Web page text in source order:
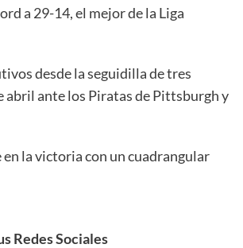
a 29-14, el mejor de la Liga
desde la seguidilla de tres
abril ante los Piratas de Pittsburgh y
la victoria con un cuadrangular
Redes Sociales